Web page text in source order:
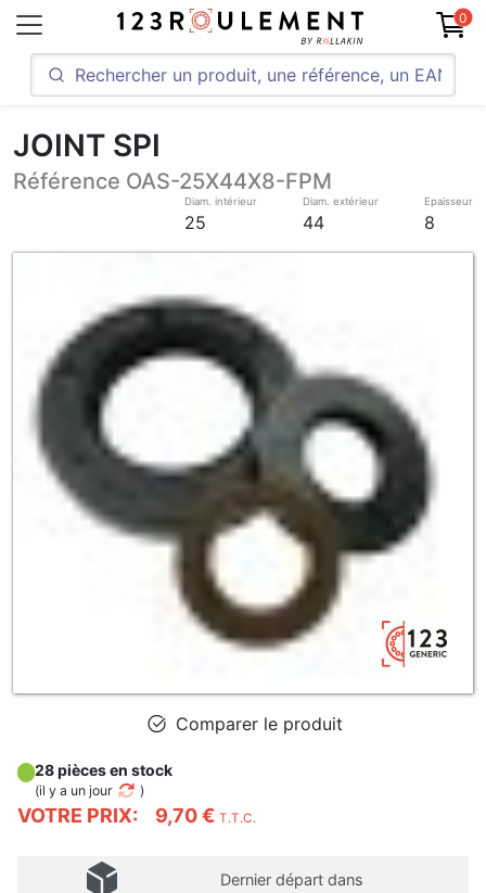
0
JOINT SPI
Référence OAS-25X44X8-FPM
Diam. intérieur
25
Diam. extérieur
44
Epaisseur
8
Comparer le produit
VOTRE PRIX: 9,70 € T.T.C.
28 pièces en stock
(il y a un jour )
Dernier départ dans